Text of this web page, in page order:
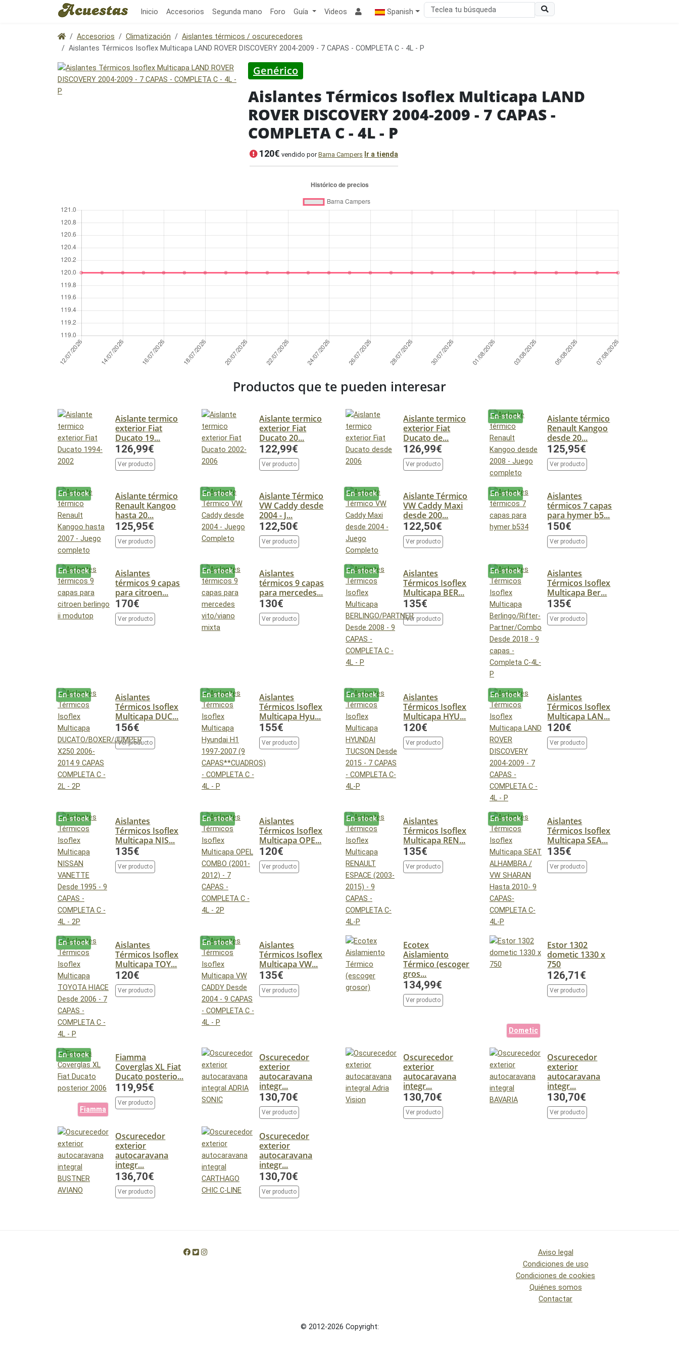
Inicio Accesorios Segunda mano Foro Guía Videos Spanish
Accesorios Climatización
Aislantes térmicos / oscurecedores
Aislantes Térmicos Isoflex Multicapa LAND ROVER DISCOVERY 2004-2009 - 7 CAPAS - COMPLETA C - 4L - P
Genérico
Aislantes Térmicos Isoflex Multicapa LAND
ROVER DISCOVERY 2004-2009 - 7 CAPAS -
COMPLETA C - 4L - P
120€ vendido porBarna Campers Ir a tienda
Productos que te pueden interesar
Aislante termico
exterior Fiat
Ducato 19...
126,99€
Ver producto
Aislante termico
exterior Fiat
Ducato 20...
122,99€
Ver producto
Aislante termico
exterior Fiat
Ducato de...
126,99€
Ver producto
En stock
Aislante térmico
Renault Kangoo
desde 20...
125,95€
Ver producto
En stock
Aislante térmico
Renault Kangoo
hasta 20...
125,95€
Ver producto
En stock
Aislante Térmico
VW Caddy desde
2004 - J...
122,50€
Ver producto
En stock
Aislante Térmico
VW Caddy Maxi
desde 200...
122,50€
Ver producto
En stock
Aislantes
térmicos 7 capas
para hymer b5...
150€
Ver producto
En stock
Aislantes
térmicos 9 capas
para citroen...
170€
Ver producto
En stock
Aislantes
térmicos 9 capas
para mercedes...
130€
Ver producto
En stock
Aislantes
Térmicos Isoflex
Multicapa BER...
135€
Ver producto
En stock
Aislantes
Térmicos Isoflex
Multicapa Ber...
135€
Ver producto
En stock
Aislantes
Térmicos Isoflex
Multicapa DUC...
156€
Ver producto
En stock
Aislantes
Térmicos Isoflex
Multicapa Hyu...
155€
Ver producto
En stock
Aislantes
Térmicos Isoflex
Multicapa HYU...
120€
Ver producto
En stock
Aislantes
Térmicos Isoflex
Multicapa LAN...
120€
Ver producto
En stock
Aislantes
Térmicos Isoflex
Multicapa NIS...
135€
Ver producto
En stock
Aislantes
Térmicos Isoflex
Multicapa OPE...
120€
Ver producto
En stock
Aislantes
Térmicos Isoflex
Multicapa REN...
135€
Ver producto
En stock
Aislantes
Térmicos Isoflex
Multicapa SEA...
135€
Ver producto
En stock
Aislantes
Térmicos Isoflex
Multicapa TOY...
120€
Ver producto
En stock
Aislantes
Térmicos Isoflex
Multicapa VW...
135€
Ver producto
Ecotex
Aislamiento
Térmico (escoger
gros...
134,99€
Ver producto
Dometic
Estor 1302
dometic 1330 x
750
126,71€
Ver producto
En stock
Fiamma
Fiamma
Coverglas XL Fiat
Ducato posterio...
119,95€
Ver producto
Oscurecedor
exterior
autocaravana
integr...
130,70€
Ver producto
Oscurecedor
exterior
autocaravana
integr...
130,70€
Ver producto
Oscurecedor
exterior
autocaravana
integr...
130,70€
Ver producto
Oscurecedor
exterior
autocaravana
integr...
136,70€
Ver producto
Oscurecedor
exterior
autocaravana
integr...
130,70€
Ver producto
Aviso legal
Condiciones de uso
Condiciones de cookies
Quiénes somos
Contactar
© 2012-2026 Copyright: